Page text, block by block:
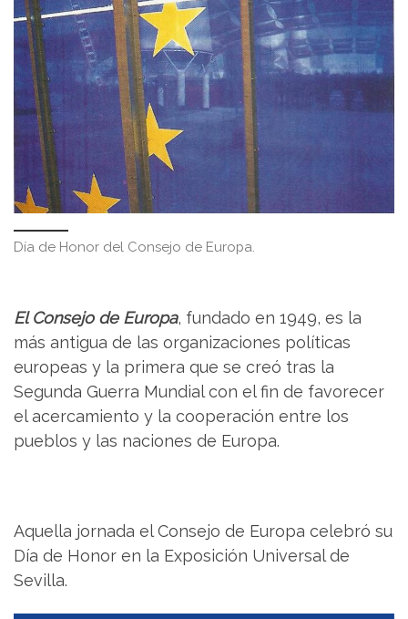
Día de Honor del Consejo de Europa.
El Consejo de Europa, fundado en 1949, es la
más antigua de las organizaciones políticas
europeas y la primera que se creó tras la
Segunda Guerra Mundial con el fin de favorecer
el acercamiento y la cooperación entre los
pueblos y las naciones de Europa.
Aquella jornada el Consejo de Europa celebró su
Día de Honor en la Exposición Universal de
Sevilla.